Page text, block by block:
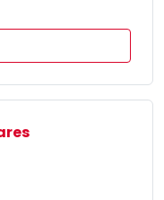
seus sonhos